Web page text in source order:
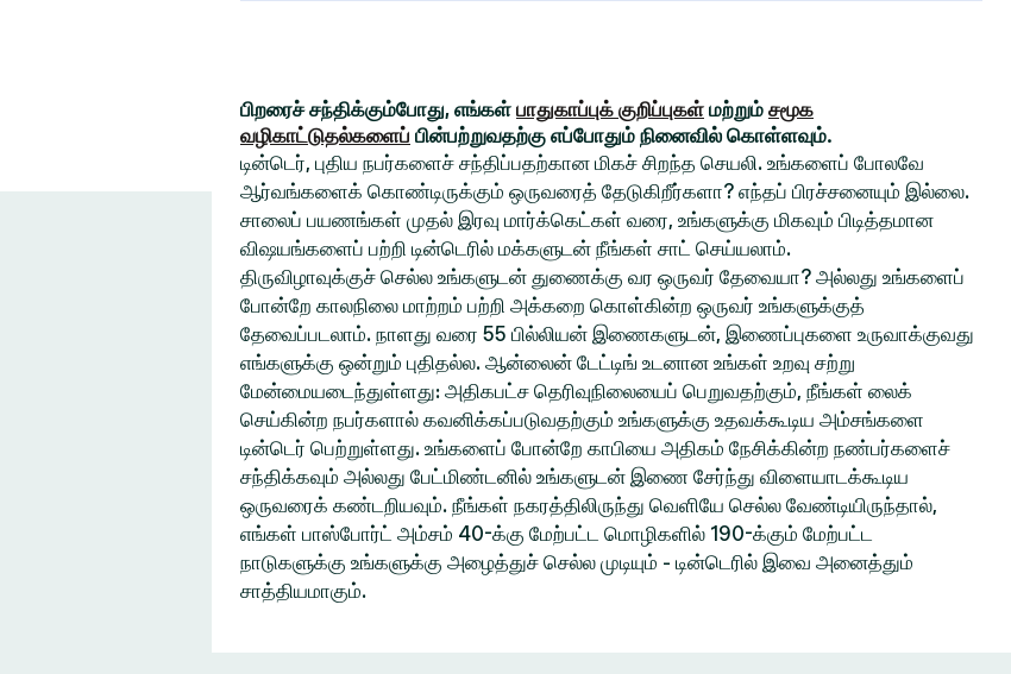
பிறரைச் சந்திக்கும்போது, எங்கள் பாதுகாப்புக் குறிப்புகள் மற்றும் சமூக
வழிகாட்டுதல்களைப் பின்பற்றுவதற்கு எப்போதும் நினைவில் கொள்ளவும்.
டின்டெர், புதிய நபர்களைச் சந்திப்பதற்கான மிகச் சிறந்த செயலி. உங்களைப் போலவே
ஆர்வங்களைக் கொண்டிருக்கும் ஒருவரைத் தேடுகிறீர்களா? எந்தப் பிரச்சனையும் இல்லை.
சாலைப் பயணங்கள் முதல் இரவு மார்க்கெட்கள் வரை, உங்களுக்கு மிகவும் பிடித்தமான
விஷயங்களைப் பற்றி டின்டெரில் மக்களுடன் நீங்கள் சாட் செய்யலாம்.
திருவிழாவுக்குச் செல்ல உங்களுடன் துணைக்கு வர ஒருவர் தேவையா? அல்லது உங்களைப்
போன்றே காலநிலை மாற்றம் பற்றி அக்கறை கொள்கின்ற ஒருவர் உங்களுக்குத்
தேவைப்படலாம். நாளது வரை 55 பில்லியன் இணைகளுடன், இணைப்புகளை உருவாக்குவது
எங்களுக்கு ஒன்றும் புதிதல்ல. ஆன்லைன் டேட்டிங் உடனான உங்கள் உறவு சற்று
மேன்மையடைந்துள்ளது: அதிகபட்ச தெரிவுநிலையைப் பெறுவதற்கும், நீங்கள் லைக்
செய்கின்ற நபர்களால் கவனிக்கப்படுவதற்கும் உங்களுக்கு உதவக்கூடிய அம்சங்களை
டின்டெர் பெற்றுள்ளது. உங்களைப் போன்றே காபியை அதிகம் நேசிக்கின்ற நண்பர்களைச்
சந்திக்கவும் அல்லது பேட்மிண்டனில் உங்களுடன் இணை சேர்ந்து விளையாடக்கூடிய
ஒருவரைக் கண்டறியவும். நீங்கள் நகரத்திலிருந்து வெளியே செல்ல வேண்டியிருந்தால்,
எங்கள் பாஸ்போர்ட் அம்சம் 40-க்கு மேற்பட்ட மொழிகளில் 190-க்கும் மேற்பட்ட
நாடுகளுக்கு உங்களுக்கு அழைத்துச் செல்ல முடியும் - டின்டெரில் இவை அனைத்தும்
சாத்தியமாகும்.